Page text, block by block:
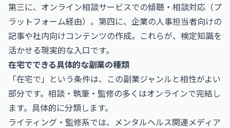
第三に、オンライン相談サービスでの傾聴・相談対応（プ
ラットフォーム経由）。第四に、企業の人事担当者向けの
記事や社内向けコンテンツの作成。これらが、検定知識を
活かせる現実的な入口です。
在宅でできる具体的な副業の種類
「在宅で」という条件は、この副業ジャンルと相性がよい
部分です。相談・執筆・監修の多くはオンラインで完結し
ます。具体的に分類します。
ライティング・監修系では、メンタルヘルス関連メディア